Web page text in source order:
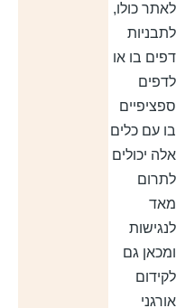
כולו,
בו או
עם כלים
יכולים
גם